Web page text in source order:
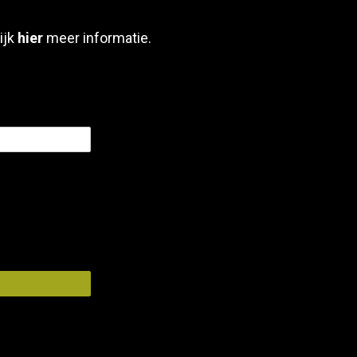
hier meer informatie.